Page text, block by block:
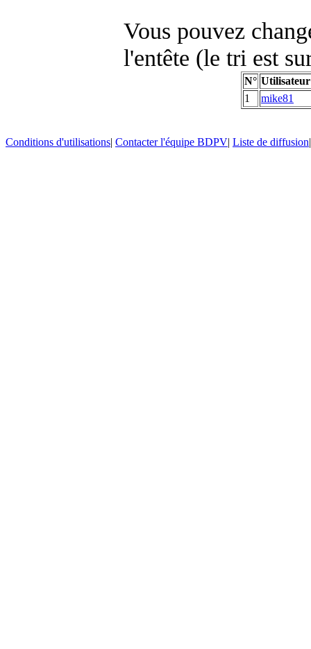
Vous pouvez
l'entête (le tri est
N° Utilisateur
1
mike81
Conditions d'utilisations| Contacter l'équipe BDPV| Liste de diffusion